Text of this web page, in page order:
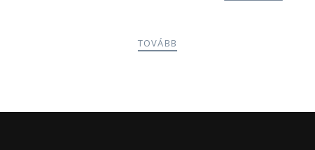
TOVÁBB